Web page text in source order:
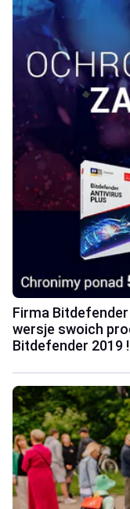
Firma
wersje swoich
Bitdefender 2019 !